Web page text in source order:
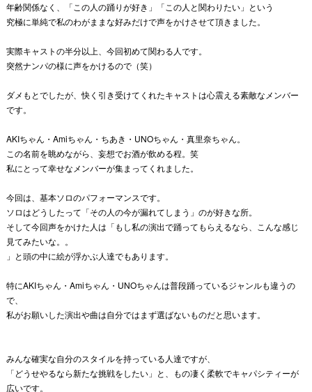
年齢関係なく、「この人の踊りが好き」「この人と関わりたい」という
究極に単純で私のわがままな好みだけで声をかけさせて頂きました。
実際キャストの半分以上、今回初めて関わる人です。
突然ナンパの様に声をかけるので（笑）
ダメもとでしたが、快く引き受けてくれたキャストは心震える素敵なメンバー
です。
AKIちゃん・Amiちゃん・ちあき・UNOちゃん・真里奈ちゃん。
この名前を眺めながら、妄想でお酒が飲める程。笑
私にとって幸せなメンバーが集まってくれました。
今回は、基本ソロのパフォーマンスです。
ソロはどうしたって「その人の今が漏れてしまう」のが好きな所。
そして今回声をかけた人は「もし私の演出で踊ってもらえるなら、こんな感じ
見てみたいな。。
」と頭の中に絵が浮かぶ人達でもあります。
特にAKIちゃん・Amiちゃん・ UNOちゃんは普段踊っているジャンルも違うの
で、
私がお願いした演出や曲は自分ではまず選ばないものだと思います。
みんな確実な自分のスタイルを持っている人達ですが、
「どうせやるなら新たな挑戦をしたい」と、
もの凄く柔軟でキャパシティーが
広いです。